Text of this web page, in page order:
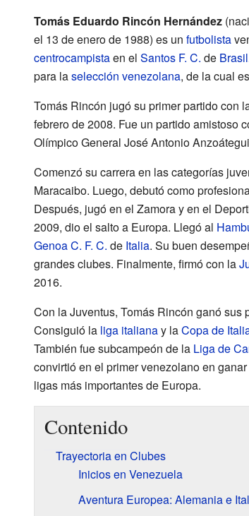
Tomás Eduardo Rincón Hernández
el 13 de enero de 1988) es un futbolista
centrocampistaen el Santos F. C. de Brasil
para laselección venezolana, de la cual
Tomás Rincón jugó su primer partido con
febrero de 2008. Fue un partido amistoso
Olímpico General José Antonio
Comenzó su carrera en las categorías
Maracaibo. Luego, debutó como
Después, jugó en el Zamora y en el
2009, dio el salto a Europa. Llegó al
Genoa C. F. C. de Italia. Su buen
grandes clubes. Finalmente, firmó con la
2016.
Con la Juventus, Tomás Rincón ganó sus
Consiguió la liga italianay laCopa de
También fue subcampeón de la Liga de
convirtió en el primer venezolano en
ligas más importantes de Europa.
Contenido
Trayectoria en Clubes
Inicios en Venezuela
Aventura Europea: Alemania e